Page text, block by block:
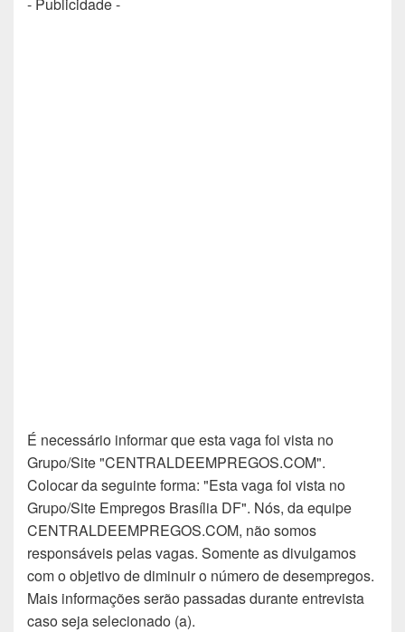
É necessário informar que esta vaga foi vista no
Grupo/Site "CENTRALDEEMPREGOS.COM".
Colocar da seguinte forma: "Esta vaga foi vista no
Grupo/Site Empregos Brasília DF". Nós, da equipe
CENTRALDEEMPREGOS.COM, não somos
responsáveis pelas vagas. Somente as divulgamos
com o objetivo de diminuir o número de desempregos.
Mais informações serão passadas durante entrevista
caso seja selecionado (a).